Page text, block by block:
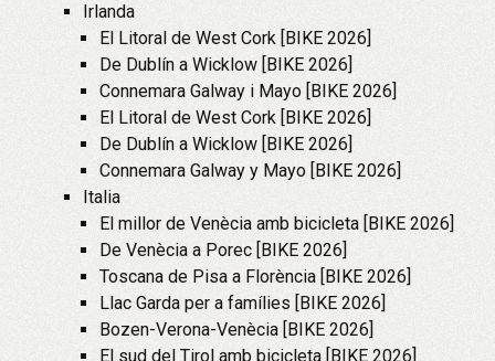
Irlanda
El Litoral de West Cork [BIKE 2026]
De Dublín a Wicklow [BIKE 2026]
Connemara Galway i Mayo [BIKE 2026]
El Litoral de West Cork [BIKE 2026]
De Dublín a Wicklow [BIKE 2026]
Connemara Galway y Mayo [BIKE 2026]
Italia
El millor de Venècia amb bicicleta [BIKE 2026]
De Venècia a Porec [BIKE 2026]
Toscana de Pisa a Florència [BIKE 2026]
Llac Garda per a famílies [BIKE 2026]
Bozen-Verona-Venècia [BIKE 2026]
El sud del Tirol amb bicicleta [BIKE 2026]